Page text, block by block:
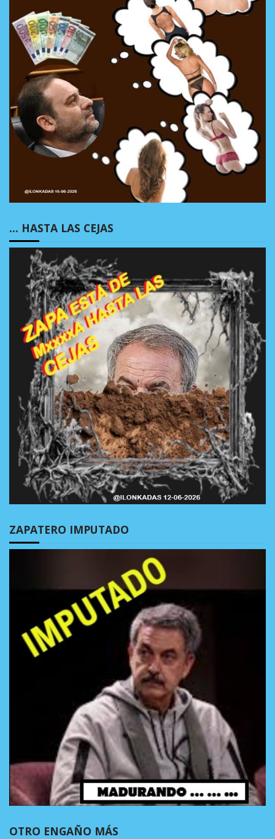
… HASTA LAS CEJAS
ZAPATERO IMPUTADO
OTRO ENGAÑO MÁS